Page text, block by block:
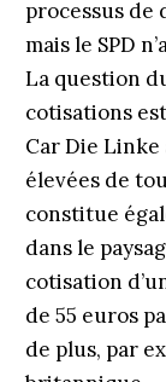
processus
mais le SPD
La question
cotisations
Car Die Linke
élevées de
constitue
dans le
cotisa­tion
de 55 euros
de plus, par